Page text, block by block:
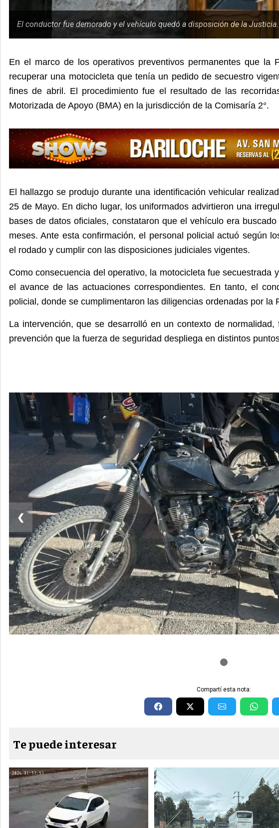
El conductor fue demorado y el vehículo quedó a disposición de la Justicia.
En el marco de los operativos preventivos permanentes que la
recuperar una motocicleta que tenía un pedido de secuestro
fines de abril. El procedimiento fue el resultado de las
Motorizada de Apoyo (BMA) en la jurisdicción de la Comisaría 2°.
El hallazgo se produjo durante una identificación vehicular
25 de Mayo. En dicho lugar, los uniformados advirtieron una
bases de datos oficiales, constataron que el vehículo era
meses. Ante esta confirmación, el personal policial actuó según
el rodado y cumplir con las disposiciones judiciales vigentes.
Como consecuencia del operativo, la motocicleta fue secuestrada
el avance de las actuaciones correspondientes. En tanto, el
policial, donde se cumplimentaron las diligencias ordenadas por la
La intervención, que se desarrolló en un contexto de
prevención que la fuerza de seguridad despliega en distintos
❮
Compartí esta nota:
Te puede interesar